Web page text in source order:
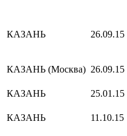
КАЗАНЬ 26.09.15
КАЗАНЬ (Москва) 26.09.15
КАЗАНЬ 25.01.15
КАЗАНЬ 11.10.15